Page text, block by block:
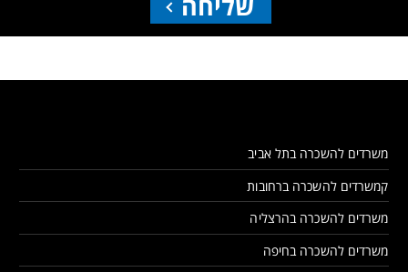
משרדים להשכרה בתל אביב
קמשרדים להשכרה ברחובות
משרדים להשכרה בהרצליה
משרדים להשכרה בחיפה